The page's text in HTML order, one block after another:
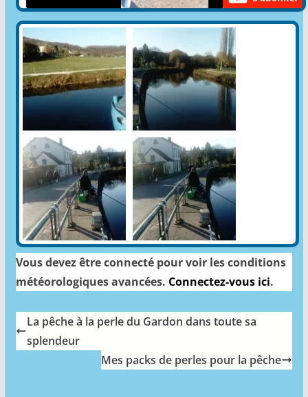
Vous devez être connecté pour voir les conditions
météorologiques avancées. Connectez-vous ici.
La pêche à la perle du Gardon dans toute sa
splendeur
Mes packs de perles pour la pêche